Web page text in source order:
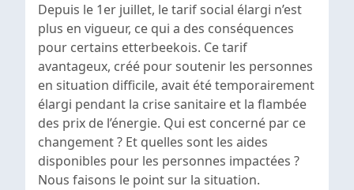
Depuis le 1er juillet, le tarif social élargi n’est
plus en vigueur, ce qui a des conséquences
pour certains etterbeekois. Ce tarif
avantageux, créé pour soutenir les personnes
en situation difficile, avait été temporairement
élargi pendant la crise sanitaire et la flambée
des prix de l’énergie. Qui est concerné par ce
changement ? Et quelles sont les aides
disponibles pour les personnes impactées ?
Nous faisons le point sur la situation.